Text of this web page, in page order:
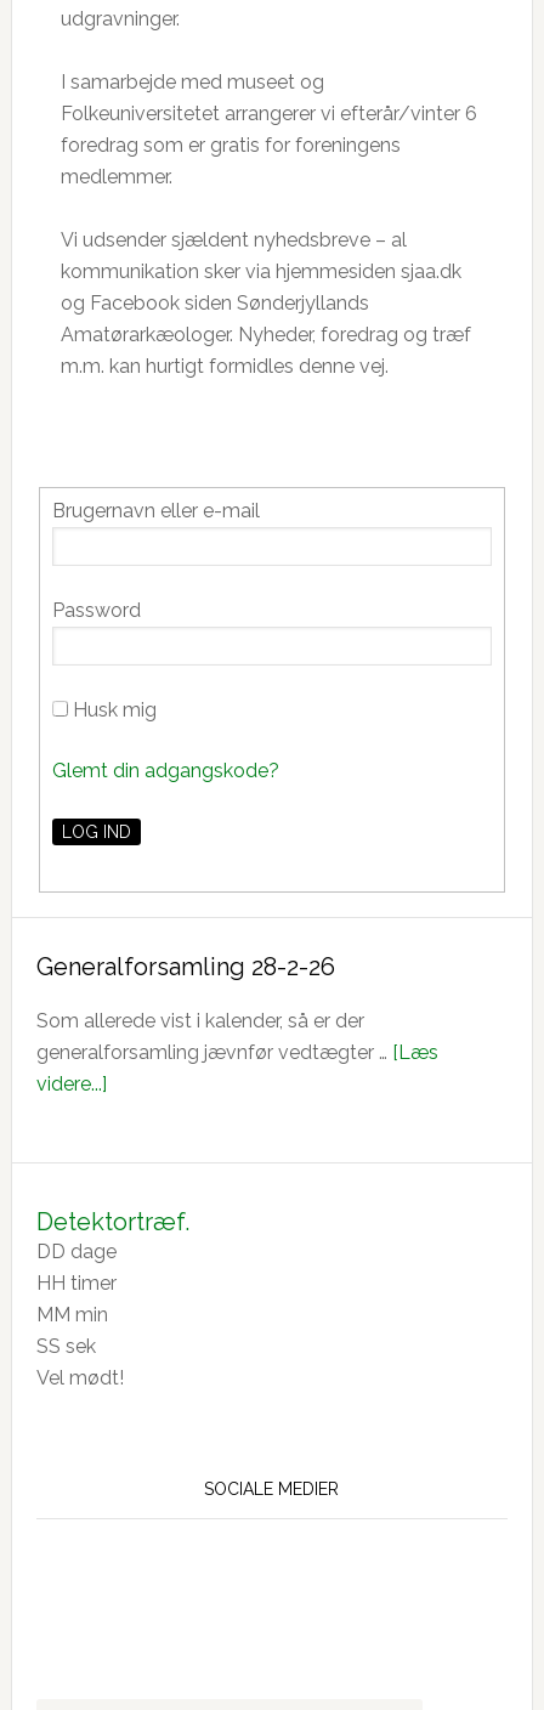
udgravninger.
I samarbejde med museet og
Folkeuniversitetet arrangerer vi efterår/vinter 6
foredrag som er gratis for foreningens
medlemmer.
Vi udsender sjældent nyhedsbreve – al
kommunikation sker via hjemmesiden sjaa.dk
og Facebook siden Sønderjyllands
Amatørarkæologer. Nyheder, foredrag og træf
m.m. kan hurtigt formidles denne vej.
Primær
Sidebar
Brugernavn eller e-mail
Password
Husk mig
Glemt din adgangskode?
Generalforsamling 28-2-26
Som allerede vist i kalender, så er der
generalforsamling jævnfør vedtægter … [Læs
videre...]om
26
Detektortræf.
DD dage
HH timer
MM min
SS sek
Vel mødt!
SOCIALE MEDIER